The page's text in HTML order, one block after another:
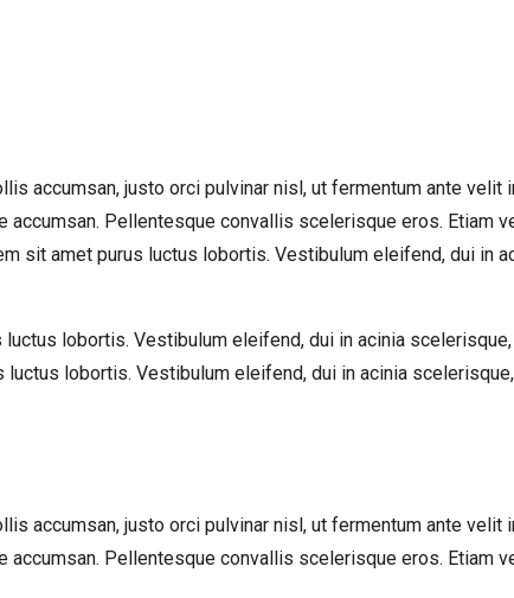
accumsan, justo orci pulvinar nisl, ut fermentum ante
accumsan. Pellentesque convallis scelerisque eros. Etiam
sit amet purus luctus lobortis. Vestibulum eleifend, dui in
luctus lobortis. Vestibulum eleifend, dui in acinia
luctus lobortis. Vestibulum eleifend, dui in acinia
accumsan, justo orci pulvinar nisl, ut fermentum ante
accumsan. Pellentesque convallis scelerisque eros. Etiam